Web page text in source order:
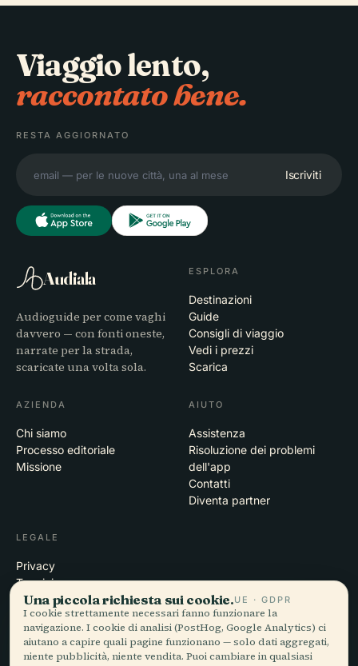
Viaggio lento,
raccontato bene.
RESTA AGGIORNATO
Iscriviti
Audiala
Audioguide per come vaghi
davvero — con fonti oneste,
narrate per la strada,
scaricate una volta sola.
ESPLORA
Destinazioni
Guide
Consigli di viaggio
Vedi i prezzi
Scarica
AZIENDA
Chi siamo
Processo editoriale
Missione
AIUTO
Assistenza
Risoluzione dei problemi
dell'app
Contatti
Diventa partner
LEGALE
Privacy
Termini
Impostazioni cookie
Elimina account
Una piccola richiesta sui cookie.UE · GDPR
I cookie strettamente necessari fanno funzionare la
navigazione. I cookie di analisi (PostHog, Google Analytics) ci
aiutano a capire quali pagine funzionano — solo dati aggregati,
niente pubblicità, niente vendita. Puoi cambiare in qualsiasi